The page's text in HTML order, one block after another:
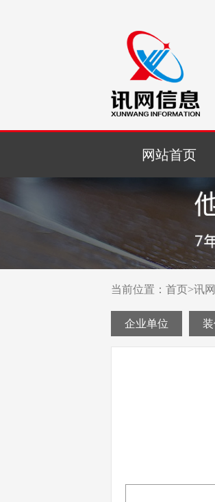
网站首页
当前位置： 首页>讯
企业单位